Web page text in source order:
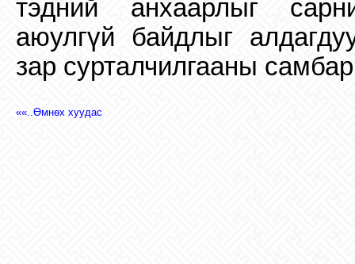
тэдний анхаарлыг
аюулгүй байдлыг
зар сурталчилгааны
««..Өмнөх хуудас